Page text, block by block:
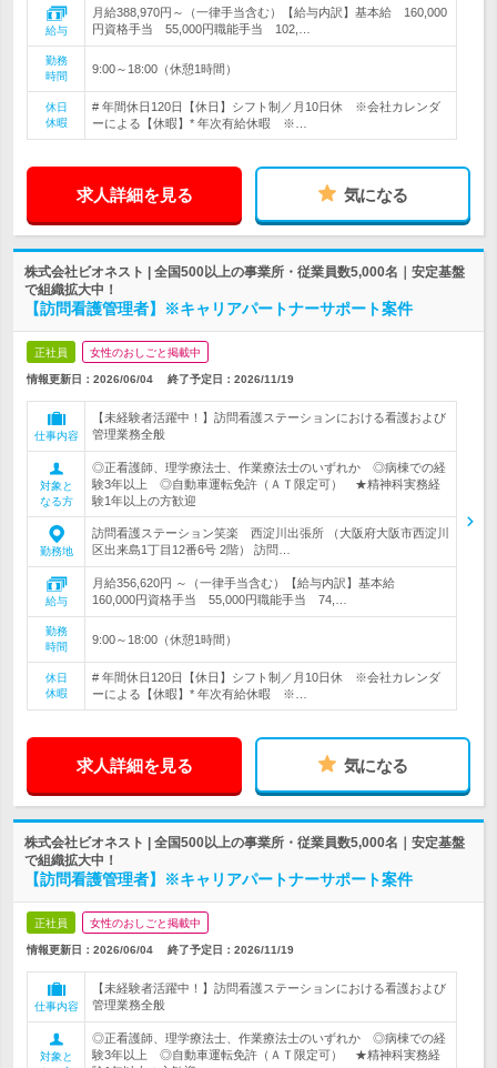
給与
月給388,970円～（一律手当含む）【給与内訳】基本給 160,000
円資格手当 55,000円職能手当 102,…
勤務
時間
9:00～18:00（休憩1時間）
休日
休暇
# 年間休日120日【休日】シフト制／月10日休 ※会社カレンダ
ーによる【休暇】* 年次有給休暇 ※…
求人詳細を見る 気になる
株式会社ビオネスト | 全国500以上の事業所・従業員数5,000名｜安定基盤
で組織拡大中！
【訪問看護管理者】※キャリアパートナーサポート案件
正社員 女性のおしごと掲載中
情報更新日：2026/06/04 終了予定日： 2026/11/19
仕事内容
【未経験者活躍中！】訪問看護ステーションにおける看護および
管理業務全般
対象と
なる方
◎正看護師、理学療法士、作業療法士のいずれか ◎病棟での経
験3年以上 ◎自動車運転免許（ＡＴ限定可） ★精神科実務経
験1年以上の方歓迎
勤務地
訪問看護ステーション笑楽 西淀川出張所 （大阪府大阪市西淀川
区出来島1丁目12番6号 2階） 訪問…
給与
月給356,620円 ～（一律手当含む）【給与内訳】基本給
160,000円資格手当 55,000円職能手当 74,…
勤務
時間
9:00～18:00（休憩1時間）
休日
休暇
# 年間休日120日【休日】シフト制／月10日休 ※会社カレンダ
ーによる【休暇】* 年次有給休暇 ※…
求人詳細を見る 気になる
株式会社ビオネスト | 全国500以上の事業所・従業員数5,000名｜安定基盤
で組織拡大中！
【訪問看護管理者】※キャリアパートナーサポート案件
正社員 女性のおしごと掲載中
情報更新日：2026/06/04 終了予定日： 2026/11/19
仕事内容
【未経験者活躍中！】訪問看護ステーションにおける看護および
管理業務全般
対象と
◎正看護師、理学療法士、作業療法士のいずれか ◎病棟での経
験3年以上 ◎自動車運転免許（ＡＴ限定可） ★精神科実務経